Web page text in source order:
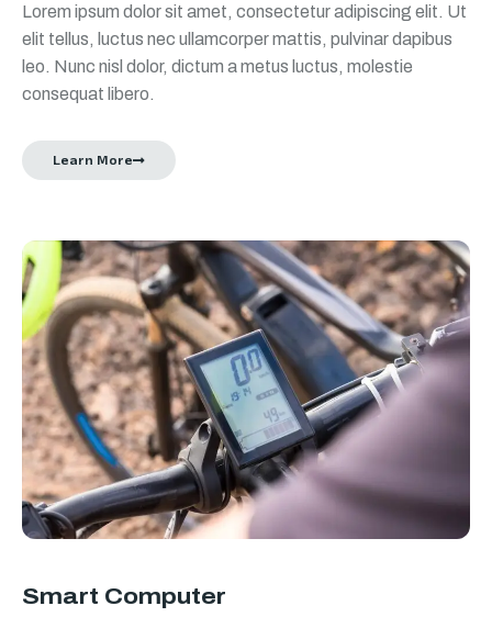
Lorem ipsum dolor sit amet, consectetur adipiscing elit. Ut
elit tellus, luctus nec ullamcorper mattis, pulvinar dapibus
leo. Nunc nisl dolor, dictum a metus luctus, molestie
consequat libero.
Learn More
Smart Computer